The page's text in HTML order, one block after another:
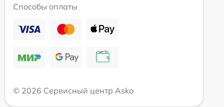
Способы оплаты
© 2026 Сервисный центр Asko